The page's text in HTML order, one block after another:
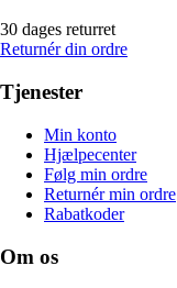
30 dages returret
Returnér din ordre
Tjenester
Min konto
Hjælpecenter
Følg min ordre
Returnér min ordre
Rabatkoder
Om os